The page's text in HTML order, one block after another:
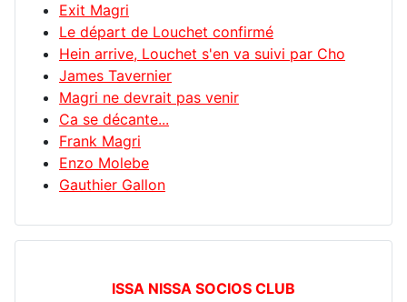
Exit Magri
Le départ de Louchet confirmé
Hein arrive, Louchet s'en va suivi par Cho
James Tavernier
Magri ne devrait pas venir
Ca se décante...
Frank Magri
Enzo Molebe
Gauthier Gallon
ISSA NISSA SOCIOS CLUB